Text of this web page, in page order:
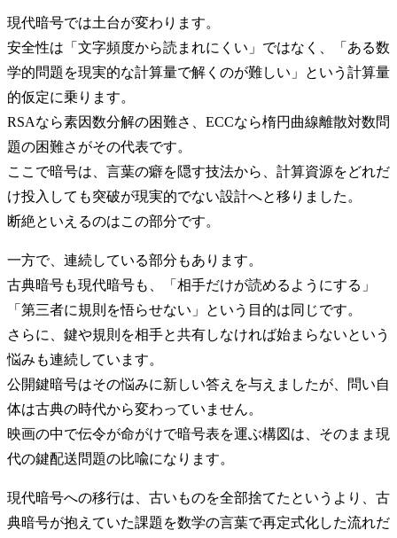
現代暗号では土台が変わります。
安全性は「文字頻度から読まれにくい」ではなく、「ある数
学的問題を現実的な計算量で解くのが難しい」という計算量
的仮定に乗ります。
RSAなら素因数分解の困難さ、ECCなら楕円曲線離散対数問
題の困難さがその代表です。
ここで暗号は、言葉の癖を隠す技法から、計算資源をどれだ
け投入しても突破が現実的でない設計へと移りました。
断絶といえるのはこの部分です。
一方で、連続している部分もあります。
古典暗号も現代暗号も、「相手だけが読めるようにする」
「第三者に規則を悟らせない」という目的は同じです。
さらに、鍵や規則を相手と共有しなければ始まらないという
悩みも連続しています。
公開鍵暗号はその悩みに新しい答えを与えましたが、問い自
体は古典の時代から変わっていません。
映画の中で伝令が命がけで暗号表を運ぶ構図は、そのまま現
代の鍵配送問題の比喩になります。
現代暗号への移行は、古いものを全部捨てたというより、古
典暗号が抱えていた課題を数学の言葉で再定式化した流れだ